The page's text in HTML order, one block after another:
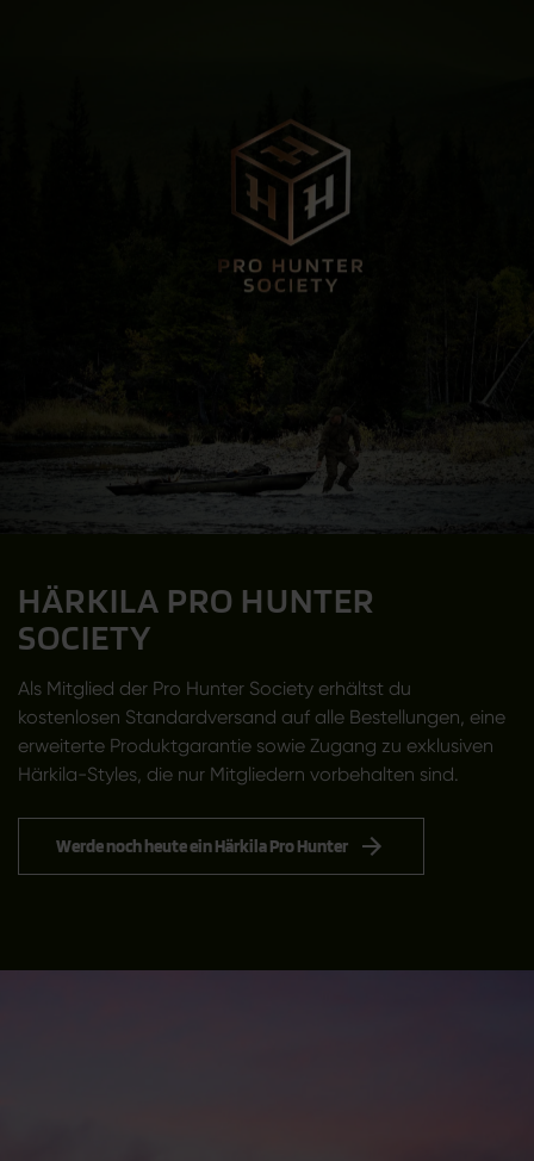
HÄRKILA PRO HUNTER
SOCIETY
Als Mitglied der Pro Hunter Society erhältst du
kostenlosen Standardversand auf alle Bestellungen, eine
erweiterte Produktgarantie sowie Zugang zu exklusiven
Härkila-Styles, die nur Mitgliedern vorbehalten sind.
Werde noch heute ein Härkila Pro Hunter